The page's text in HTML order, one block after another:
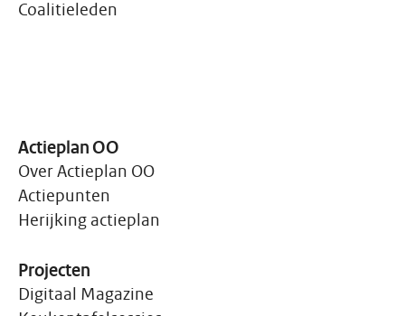
Coalitieleden
Actieplan OO
Over Actieplan OO
Actiepunten
Herijking actieplan
Projecten
Digitaal Magazine